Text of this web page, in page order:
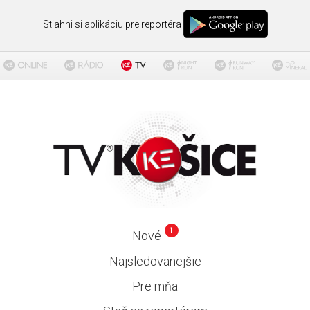
Stiahni si aplikáciu pre reportéra
Nové 1
Najsledovanejšie
Pre mňa